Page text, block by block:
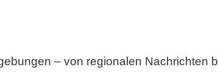
– von regionalen Nachrichten